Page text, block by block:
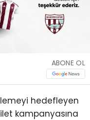
ABONE OL
hedefleyen
kampanyasına